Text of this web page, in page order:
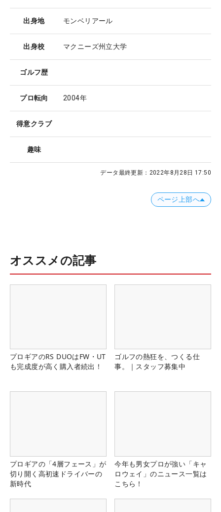
出身地 モンベリアール
出身校 マクニーズ州立大学
ゴルフ歴
プロ転向 2004年
得意クラブ
趣味
データ最終更新： 2022年8月28日 17:50
ページ上部へ
オススメの記事
プロギアのRS DUOはFW・UT
も完成度が高く購入者続出！
ゴルフの熱狂を、つくる仕
事。｜スタッフ募集中
プロギアの「4層フェース」が
切り開く高初速ドライバーの
新時代
今年も男女プロが強い「キャ
ロウェイ」のニュース一覧は
こちら！